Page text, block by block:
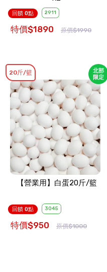
回饋 0點 2911
特價$1890 原價$1990
北部
限定
【營業用】白蛋20斤/籃
回饋 0點 3045
特價$950 原價$1000
20斤/籃